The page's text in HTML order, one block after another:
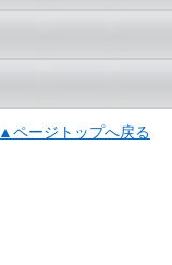
▲ページトップへ戻る